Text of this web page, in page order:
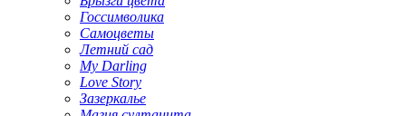
Госсимволика
Самоцветы
Летний сад
My Darling
Love Story
Зазеркалье